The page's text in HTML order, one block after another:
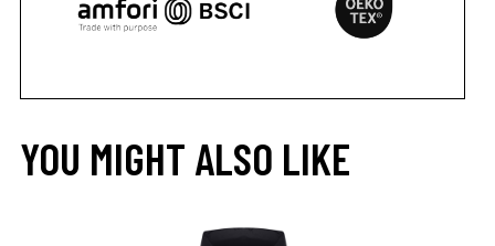
YOU MIGHT ALSO LIKE